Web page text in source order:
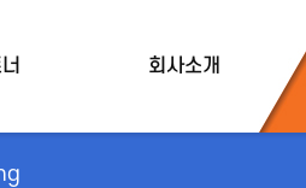
회사소개